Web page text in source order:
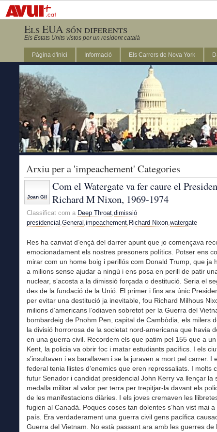
Els EUA són diferents
Els Estats Units vistos per un resident català
Pàgina d'inici Informació Els Carrers de Nova York
Arxiu per a 'impeachement' Categories
Joan Gil
Com el Watergate va fer caure el
Richard M Nixon, 1969-1974
Classificat com a Deep Throat,dimissió
presidencial ,General ,impeachement, Richard Nixon,watergate
Res ha canviat d’ençà del darrer apunt que jo començava
emocionadament els nostres presoners polítics. Potser ens
mirar com un home boig i perillós com Donald Trump, que ja
a milions sense ajudar a ningú i ens posa en perill de patir
nuclear, s’acosta a la dimissió forçada o destitució. Seria el
des de la fundació de la Unió. El primer i fins ara únic
per evitar una destitució ja inevitable, fou Richard Milhous
milions d’americans l’odiaven sobretot per la Guerra del
bombardeig de Pnohm Pen, capital de Cambòdia, els milers
la divisió horrorosa de la societat nord-americana que havia
en una guerra civil. Recordem els que patim pel 155 que a
Kent, la policia va obrir foc i matar estudiants pacífics. I els
s’insultaven i es barallaven i se la juraven a mort pel carrer. I
federal tenia llistes d’enemics que eren repressaliats. I molts
futur Senador i candidat presidencial John Kerry va llençar la
medalla militar al valor per terra per trepitjar-la davant els
de les manifestacions diàries. I els joves cremaven les
fugien al Canadà. Poques coses tan dolentes s’han vist mai
país. Era verdaderament una guerra civil gens pacífica
Guerra del Vietnam. No està passant ara amb les guerres de